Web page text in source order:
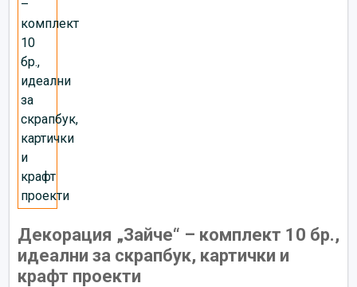
Декорация „Зайче“ – комплект 10 бр.,
идеални за скрапбук, картички и
крафт проекти